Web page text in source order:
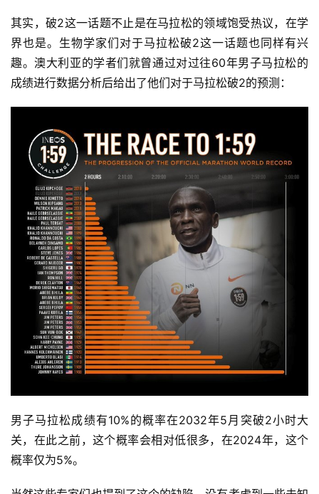
其实，破2这一话题不止是在马拉松的领域饱受热议，在学
界也是。生物学家们对于马拉松破2这一话题也同样有兴
趣。澳大利亚的学者们就曾通过对过往60年男子马拉松的
成绩进行数据分析后给出了他们对于马拉松破2的预测：
男子马拉松成绩有10%的概率在2032年5月突破2小时大
关，在此之前，这个概率会相对低很多，在2024年，这个
概率仅为5%。